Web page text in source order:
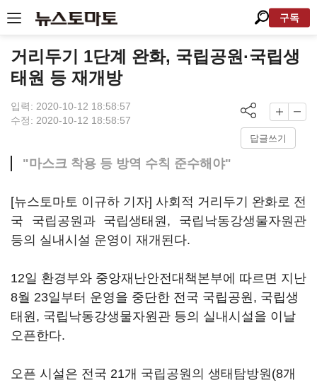
구독
거리두기 1단계 완화, 국립공원·국립생
태원 등 재개방
입력: 2020-10-12 18:58:57
수정: 2020-10-12 18:58:57
답글쓰기
"마스크 착용 등 방역 수칙 준수해야"
[뉴스토마토 이규하 기자] 사회적 거리두기 완화로 전
국 국립공원과 국립생태원, 국립낙동강생물자원관
등의 실내시설 운영이 재개된다.
12일 환경부와 중앙재난안전대책본부에 따르면 지난
8월 23일부터 운영을 중단한 전국 국립공원, 국립생
태원, 국립낙동강생물자원관 등의 실내시설을 이날
오픈한다.
오픈 시설은 전국 21개 국립공원의 생태탐방원(8개